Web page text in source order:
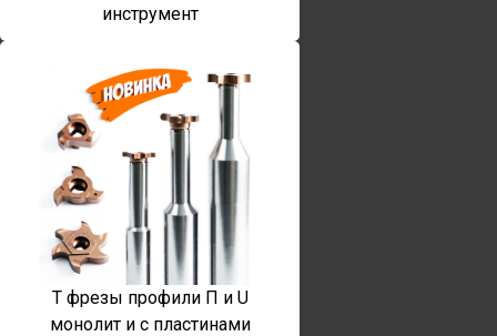
инструмент
T фрезы профили П и U
монолит и с пластинами